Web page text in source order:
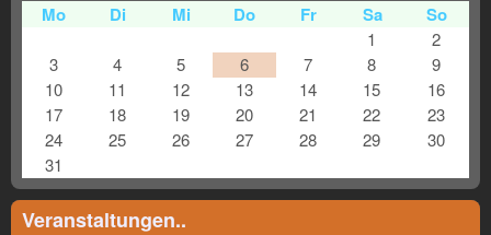
Mo Di Mi Do Fr Sa So
1
2
3
4 5 6 7 8
9
10
11 12 13 14 15
16
17
18 19 20 21 22
23
24
25 26 27 28 29
30
31
Veranstaltungen..